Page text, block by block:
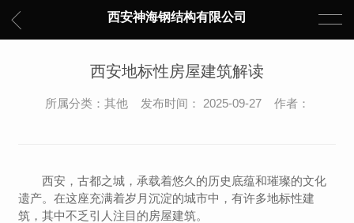
西安神海钢结构有限公司
西安地标性房屋建筑解读
所属分类：其他 发布时间： 2025-09-27 作者：
西安，古都之城，承载着悠久的历史底蕴和璀璨的文化
遗产。在这座充满着岁月沉淀的城市中，有许多地标性建
筑，其中不乏引人注目的房屋建筑。